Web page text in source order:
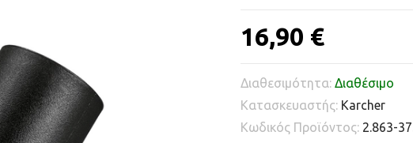
16,90 €
Διαθεσιμότητα: Διαθέσιμο
Κατασκευαστής: Karcher
Κωδικός Προϊόντος: 2.863-